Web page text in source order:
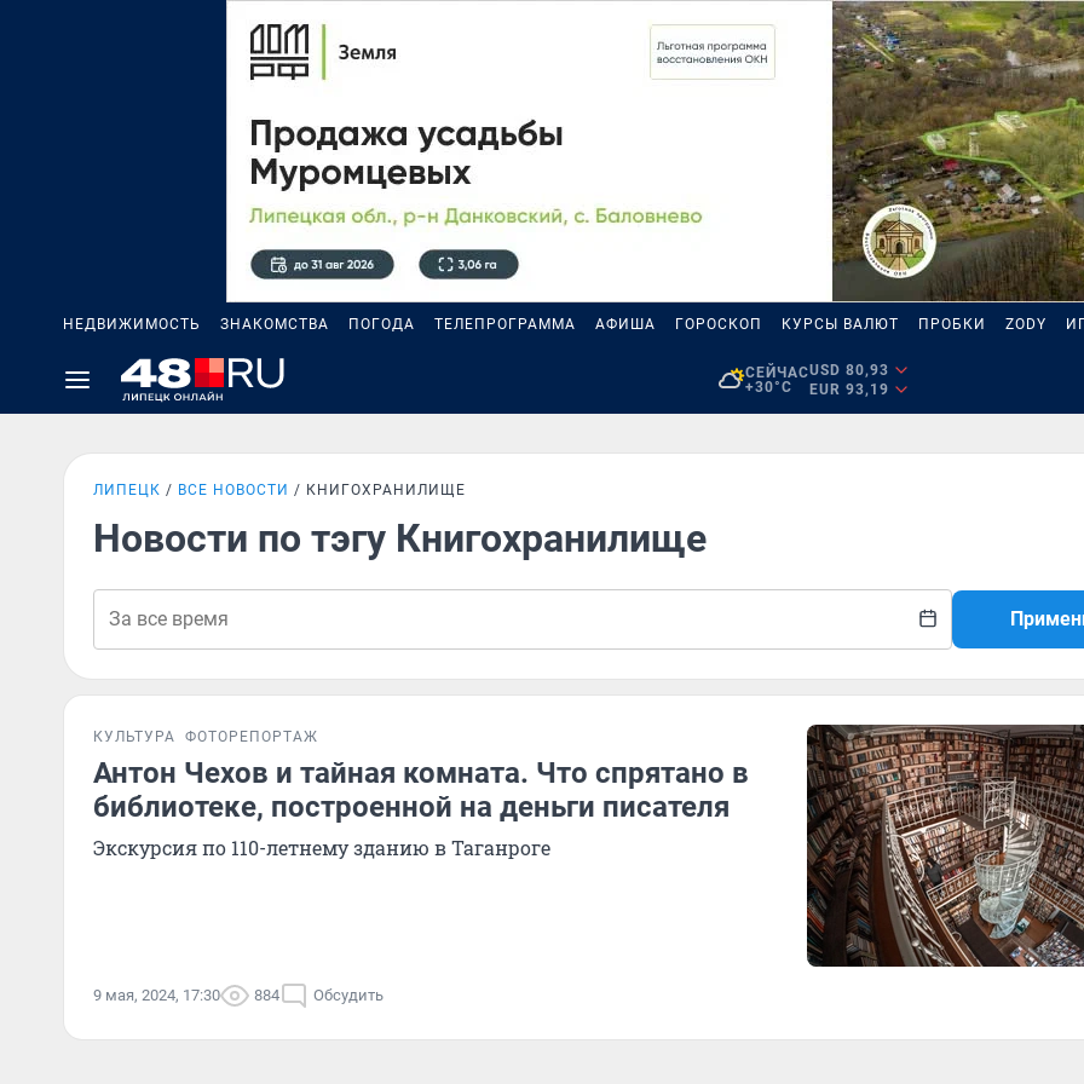
НЕДВИЖИМОСТЬ ЗНАКОМСТВА ПОГОДА ТЕЛЕПРОГРАММА АФИША ГОРОСКОП КУРСЫ ВАЛЮТ ПРОБКИ ZODY
СЕЙЧАС
+30°C
USD 80,93
EUR 93,19
ЛИПЕЦК ВСЕ НОВОСТИ КНИГОХРАНИЛИЩЕ
Новости по тэгу Книгохранилище
КУЛЬТУРА ФОТОРЕПОРТАЖ
Антон Чехов и тайная комната. Что спрятано в
библиотеке, построенной на деньги писателя
Экскурсия по 110-летнему зданию в Таганроге
9 мая, 2024, 17:30 884 Обсудить